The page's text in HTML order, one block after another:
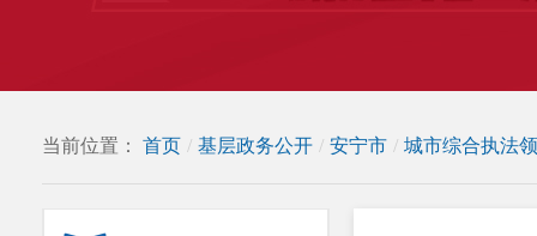
当前位置： 首页 / 基层政务公开 / 安宁市 / 城市综合执法